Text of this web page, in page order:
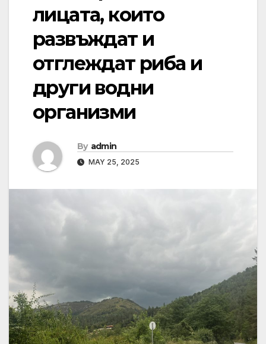
лицата, които
развъждат и
отглеждат риба и
други водни
организми
By admin
MAY 25, 2025